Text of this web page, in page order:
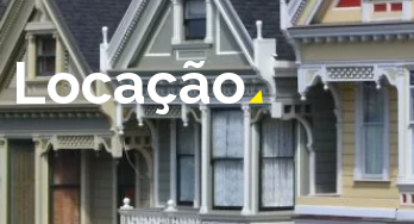
Locação